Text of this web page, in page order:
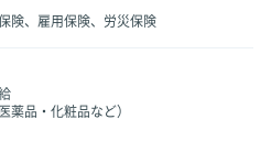
険、雇用保険、労災保険
薬品・化粧品など）